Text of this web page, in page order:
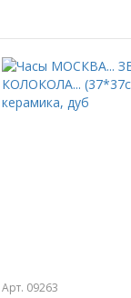
Арт. 09263